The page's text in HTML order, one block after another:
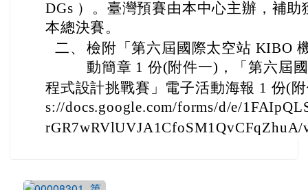
DGs ）。臺灣預賽由本中心主辦，補
本總決賽。
二、 檢附「第六屆國際太空站 KIBO
動簡章 1 份(附件一)，「第六屆
程式設計挑戰賽」電子活動海報 1 份(
s://docs.google.com/forms/d/e/